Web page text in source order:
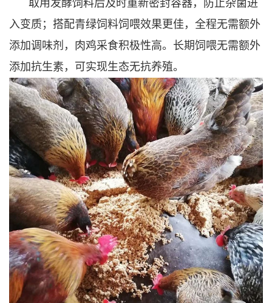
取用发酵饲料后及时重新密封容器，防止杂菌进
入变质；搭配青绿饲料饲喂效果更佳，全程无需额外
添加调味剂，肉鸡采食积极性高。长期饲喂无需额外
添加抗生素，可实现生态无抗养殖。